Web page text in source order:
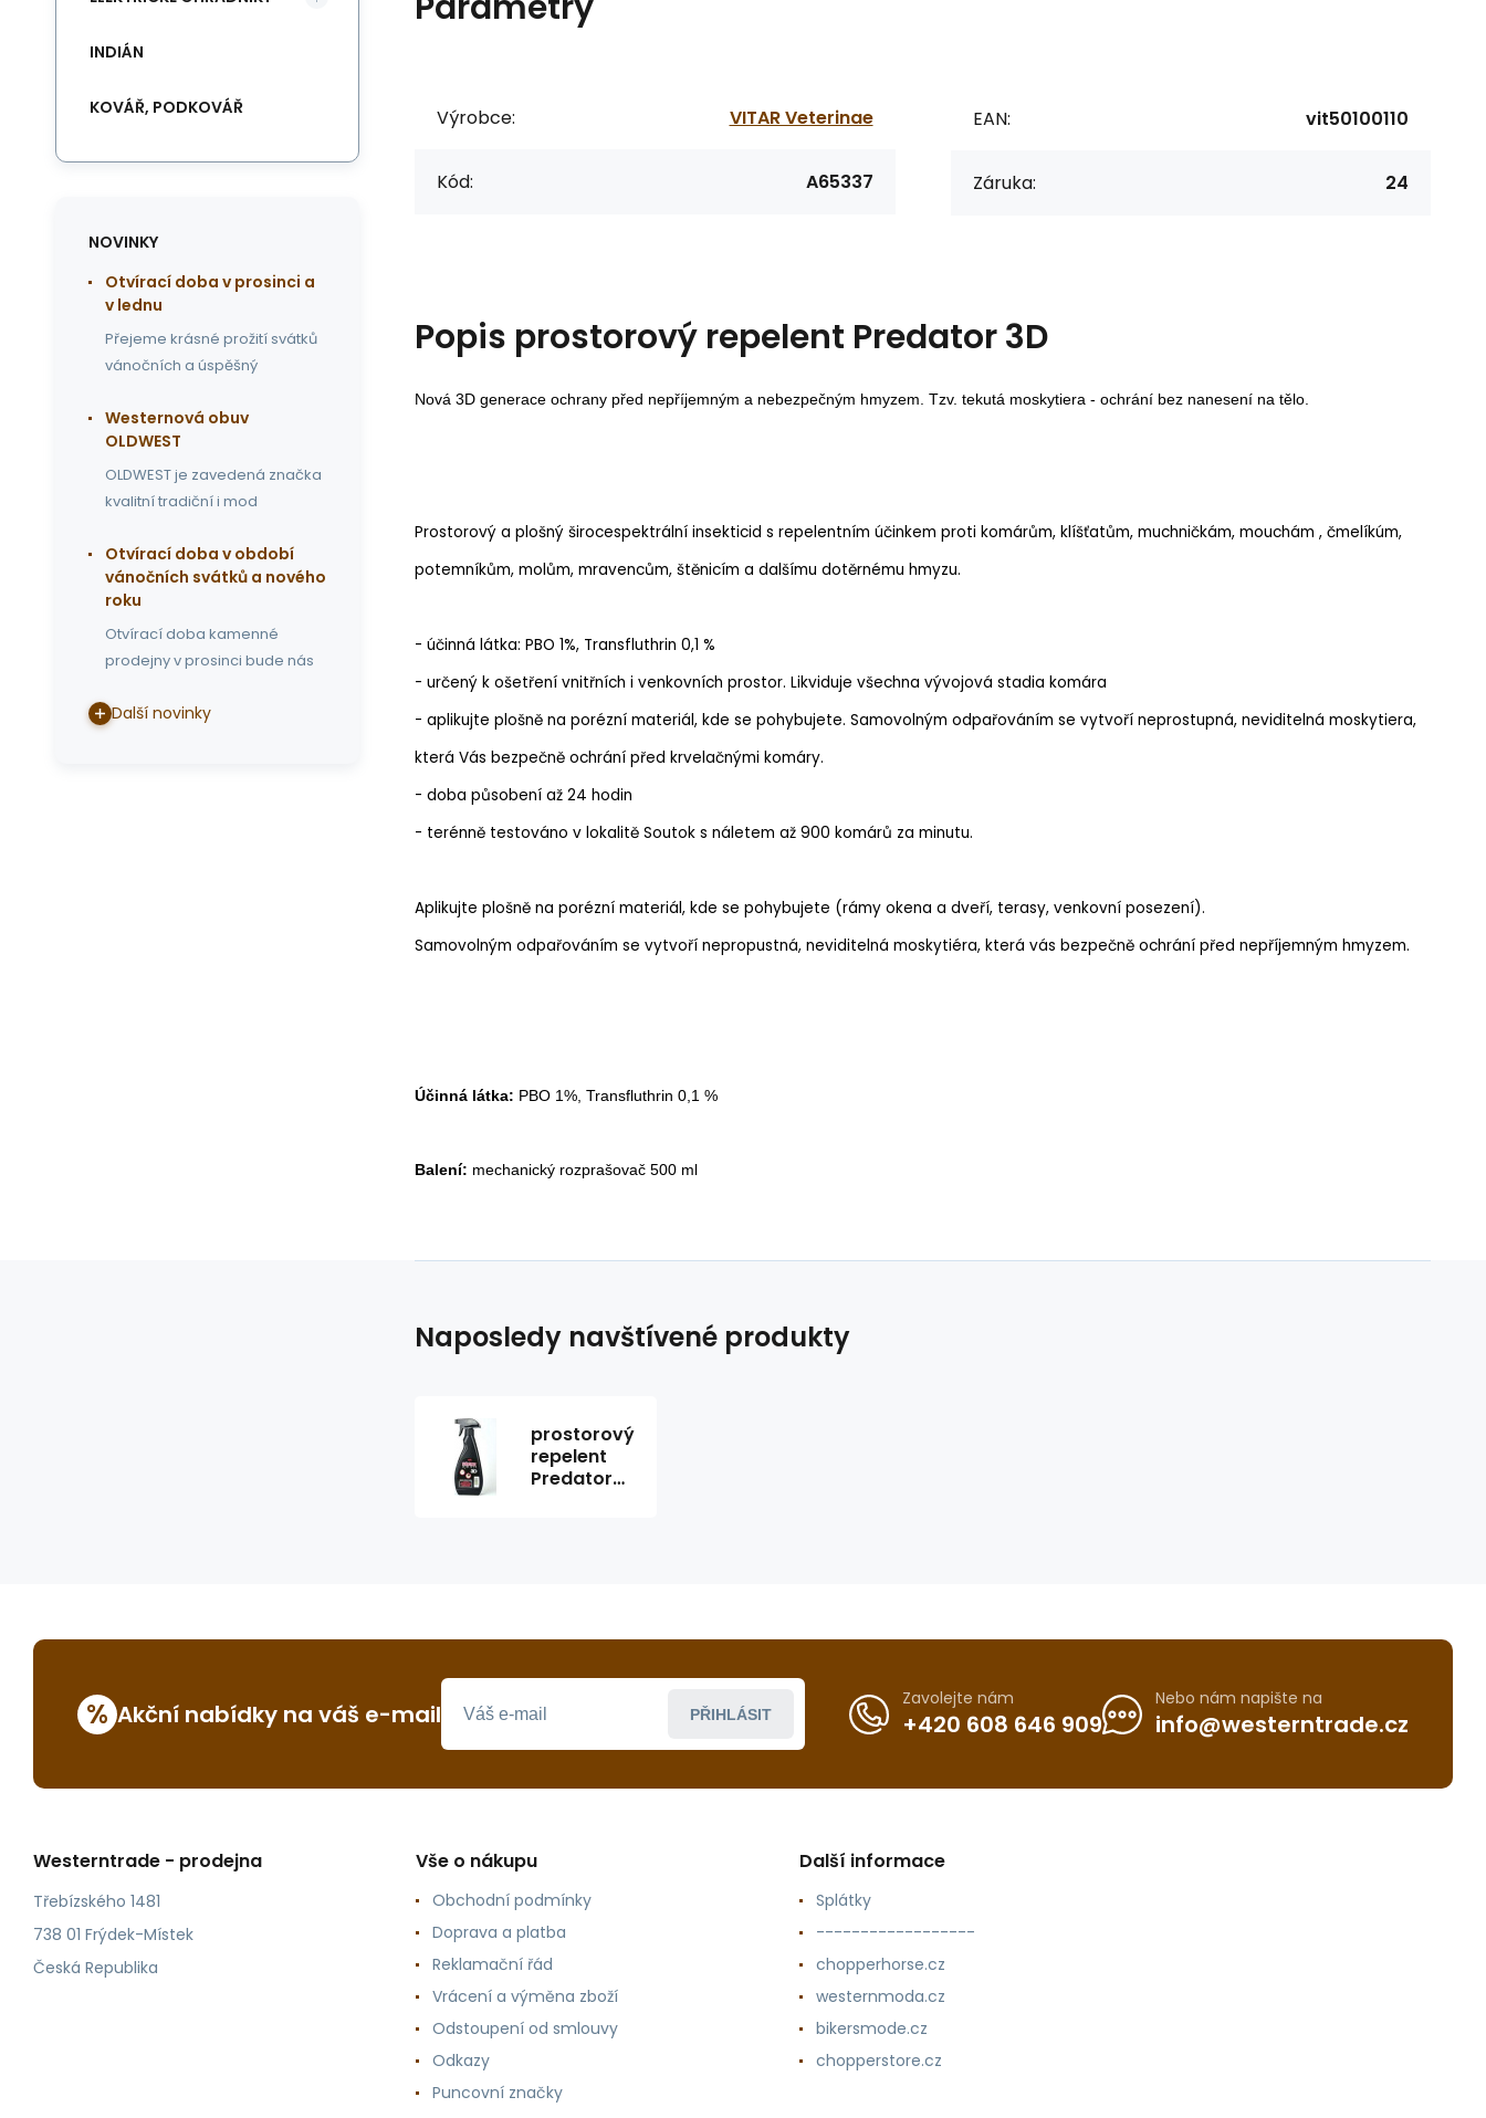
Výrobce: VITAR Veterinae
Kód: A65337
EAN: vit50100110
Záruka: 24
Popis prostorový repelent Predator 3D
Nová 3D generace ochrany před nepříjemným a nebezpečným hmyzem. Tzv. tekutá moskytiera - ochrání bez nanesení na tělo.
Prostorový a plošný širocespektrální insekticid s repelentním účinkem proti komárům, klíšťatům, muchničkám, mouchám , čmelíkúm,
potemníkům, molům, mravencům, štěnicím a dalšímu dotěrnému hmyzu.
- účinná látka: PBO 1%, Transfluthrin 0,1 %
- určený k ošetření vnitřních i venkovních prostor. Likviduje všechna vývojová stadia komára
- aplikujte plošně na porézní materiál, kde se pohybujete. Samovolným odpařováním se vytvoří neprostupná, neviditelná moskytiera,
která Vás bezpečně ochrání před krvelačnými komáry.
- doba působení až 24 hodin
- terénně testováno v lokalitě Soutok s náletem až 900 komárů za minutu.
Aplikujte plošně na porézní materiál, kde se pohybujete (rámy okena a dveří, terasy, venkovní posezení).
Samovolným odpařováním se vytvoří nepropustná, neviditelná moskytiéra, která vás bezpečně ochrání před nepříjemným hmyzem.
Účinná látka: PBO 1%, Transfluthrin 0,1 %
Balení: mechanický rozprašovač 500 ml
INDIÁN
KOVÁŘ, PODKOVÁŘ
NOVINKY
Otvírací doba v prosinci a
v lednu
Přejeme krásné prožití svátků
vánočních a úspěšný
Westernová obuv
OLDWEST
OLDWEST je zavedená značka
kvalitní tradiční i mod
Otvírací doba v období
vánočních svátků a nového
roku
Otvírací doba kamenné
prodejny v prosinci bude nás
Další novinky
Naposledy navštívené produkty
prostorový
repelent
Predator
% Akční nabídky na váš e-mail PŘIHLÁSIT
Zavolejte nám
+420 608 646 909
Nebo nám napište na
info@westerntrade.cz
Westerntrade - prodejna
Třebízského 1481
738 01 Frýdek-Místek
Česká Republika
Vše o nákupu
Obchodní podmínky
Doprava a platba
Reklamační řád
Vrácení a výměna zboží
Odstoupení od smlouvy
Odkazy
Puncovní značky
Další informace
Splátky
------------------
chopperhorse.cz
westernmoda.cz
bikersmode.cz
chopperstore.cz